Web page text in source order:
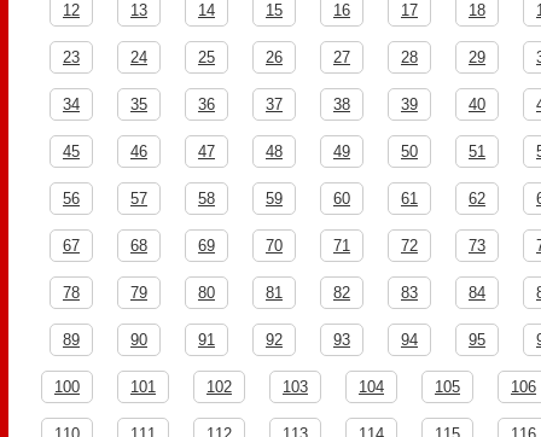
12 13 14 15 16 17 18
23 24 25 26 27 28 29
34 35 36 37 38 39 40
45 46 47 48 49 50 51
56 57 58 59 60 61 62
67 68 69 70 71 72 73
78 79 80 81 82 83 84
89 90 91 92 93 94 95
100 101 102 103 104 105 106